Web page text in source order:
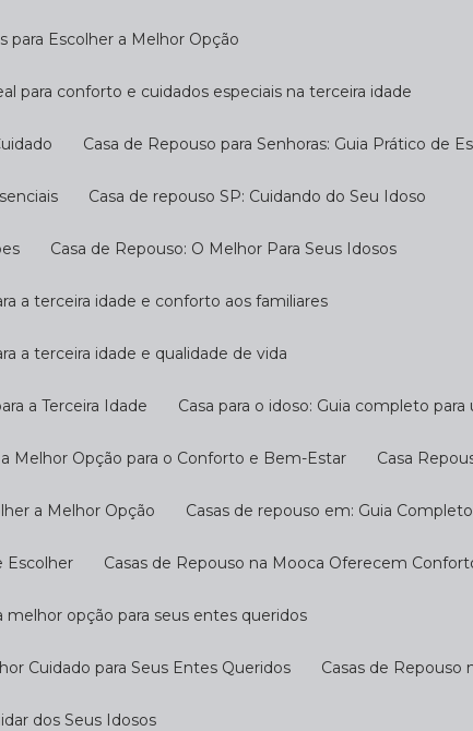
para Escolher a Melhor Opção
para conforto e cuidados especiais na terceira idade
Casa de Repouso para Senhoras: Guia Prático de
Casa de repouso SP: Cuidando do Seu Idoso
Casa de Repouso: O Melhor Para Seus Idosos
a terceira idade e conforto aos familiares
a terceira idade e qualidade de vida
a Terceira Idade Casa para o idoso: Guia completo
a Melhor Opção para o Conforto e Bem-Estar Casa
a Melhor Opção Casas de repouso em: Guia
Escolher Casas de Repouso na Mooca Oferecem
melhor opção para seus entes queridos
Cuidado para Seus Entes Queridos Casas de
dos Seus Idosos